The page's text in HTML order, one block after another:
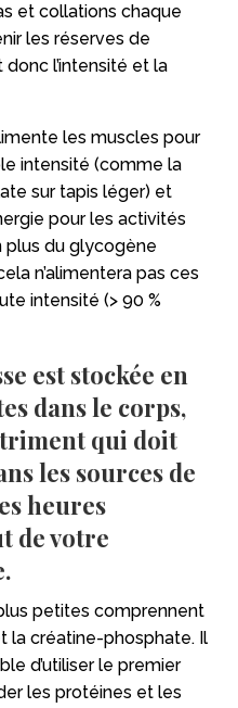
et collations chaque
les réserves de
l’intensité et la
les muscles pour
intensité (comme la
sur tapis léger) et
pour les activités
plus du glycogène
n’alimentera pas ces
intensité (> 90 %
est stockée en
dans le corps,
qui doit
les sources de
heures
de votre
petites comprennent
la créatine-phosphate. Il
d’utiliser le premier
les protéines et les